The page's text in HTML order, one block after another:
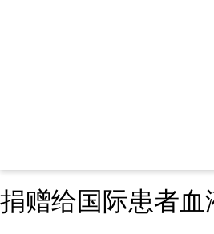
捐赠给国际患者